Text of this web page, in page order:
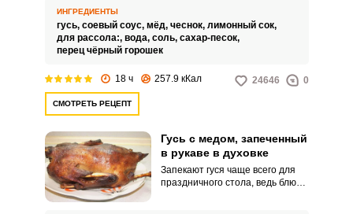
приготовить гуся под медово-
соевым соусом и без начинки.
ИНГРЕДИЕНТЫ
гусь, соевый соус, мёд, чеснок, лимонный сок,
для рассола:, вода, соль, сахар-песок,
перец чёрный горошек
18 ч 257.9 кКал 24646 0
СМОТРЕТЬ РЕЦЕПТ
Гусь с медом, запеченный
в рукаве в духовке
Запекают гуся чаще всего для
праздничного стола, ведь блюдо